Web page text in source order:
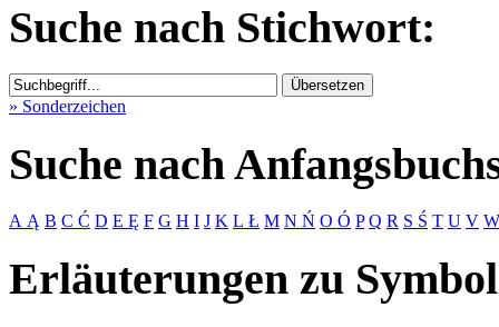
Suche nach Stichwort:
» Sonderzeichen
Suche nach
A Ą B C Ć D E Ę F G H I J K L Ł M N Ń O Ó P Q R S Ś T U V W
Erläuterungen zu